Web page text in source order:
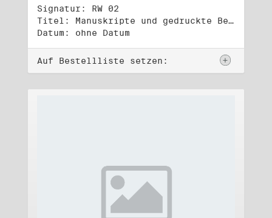
Signatur: RW 02
Titel: Manuskripte und gedruckte Belege (2)
Datum: ohne Datum
Auf Bestellliste setzen: